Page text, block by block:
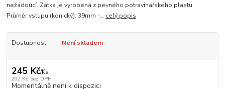
nežádoucí. Zátka je vyrobená z pevného potravinářského plastu.
Průměr vstupu (konický): 39mm -... celý popis
Dostupnost Není skladem
245 Kč/Ks
202 Kč bez DPH
Momentálně není k dispozici